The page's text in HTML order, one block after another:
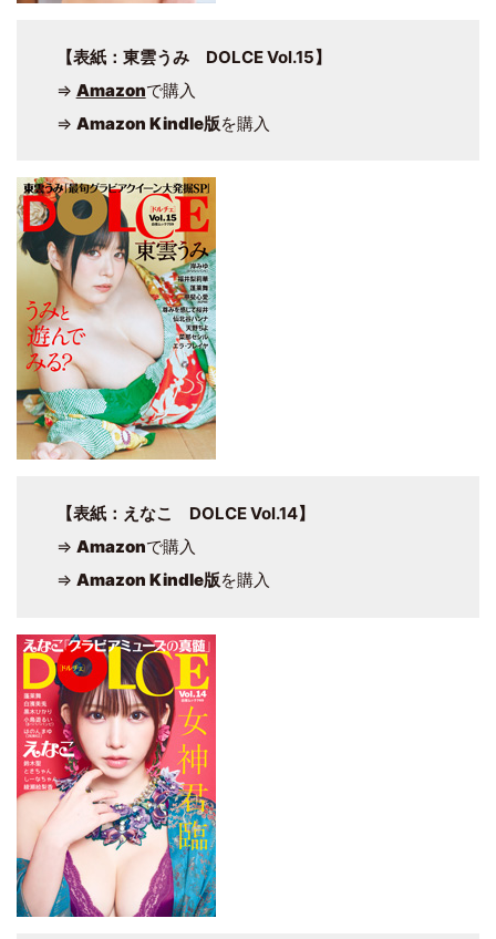
【表紙：東雲うみ DOLCE Vol.15】
⇒ Amazonで購入
⇒ Amazon Kindle版を購入
【表紙：えなこ DOLCE Vol.14】
⇒ Amazonで購入
⇒ Amazon Kindle版を購入